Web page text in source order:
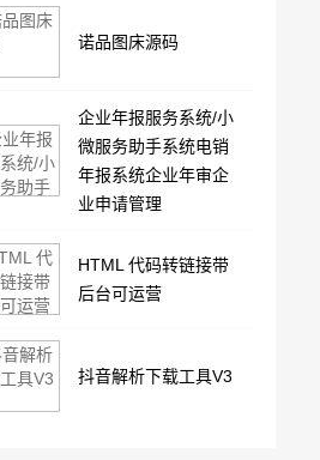
诺品图床源码
企业年报服务系统/小
微服务助手系统电销
年报系统企业年审企
业申请管理
HTML 代码转链接带
后台可运营
抖音解析下载工具V3